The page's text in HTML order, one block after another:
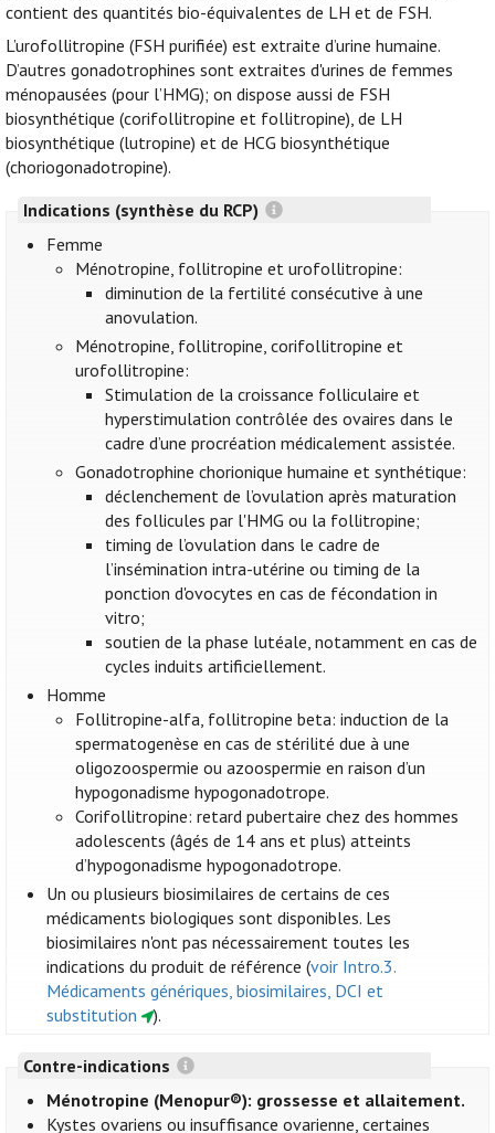
contient des quantités bio-équivalentes de LH et de FSH.
L’urofollitropine (FSH purifiée) est extraite d’urine humaine.
D’autres gonadotrophines sont extraites d'urines de femmes
ménopausées (pour l’HMG); on dispose aussi de FSH
biosynthétique (corifollitropine et follitropine), de LH
biosynthétique (lutropine) et de HCG biosynthétique
(choriogonadotropine).
Indications (synthèse du RCP)
Femme
Ménotropine, follitropine et urofollitropine:
diminution de la fertilité consécutive à une
anovulation.
Ménotropine, follitropine, corifollitropine et
urofollitropine:
Stimulation de la croissance folliculaire et
hyperstimulation contrôlée des ovaires dans le
cadre d’une procréation médicalement assistée.
Gonadotrophine chorionique humaine et synthétique:
déclenchement de l’ovulation après maturation
des follicules par l'HMG ou la follitropine;
timing de l’ovulation dans le cadre de
l’insémination intra-utérine ou timing de la
ponction d'ovocytes en cas de fécondation in
vitro;
soutien de la phase lutéale, notamment en cas de
cycles induits artificiellement.
Homme
Follitropine-alfa, follitropine beta: induction de la
spermatogenèse en cas de stérilité due à une
oligozoospermie ou azoospermie en raison d’un
hypogonadisme hypogonadotrope.
Corifollitropine: retard pubertaire chez des hommes
adolescents (âgés de 14 ans et plus) atteints
d’hypogonadisme hypogonadotrope.
Un ou plusieurs biosimilaires de certains de ces
médicaments biologiques sont disponibles. Les
biosimilaires n'ont pas nécessairement toutes les
indications du produit de référence (voir Intro.3.
Médicaments génériques, biosimilaires, DCI et
substitution
).
Contre-indications
Ménotropine (Menopur®): grossesse et allaitement.
Kystes ovariens ou insuffisance ovarienne, certaines